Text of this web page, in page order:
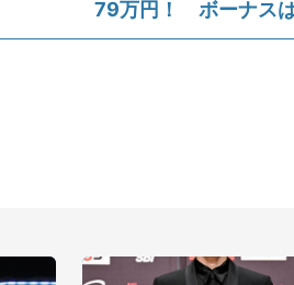
79万円！ ボーナスは